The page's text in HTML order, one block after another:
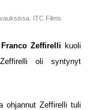
ITC Films
Franco Zeffirellikuoli
oli syntynyt
ohjannut Zeffirelli tuli